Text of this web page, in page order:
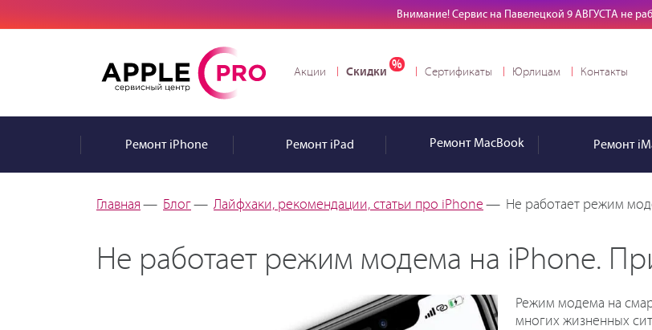
Внимание! Сервис на Павелецкой 9 АВГУСТА не
Акции Скидки Сертификаты Юрлицам Контакты
РемонтiPhone РемонтiPad Ремонт MacBook Ремонт
Главная — Блог— Лайфхаки, рекомендации, статьи про iPhone — Не работает режим
Не работает режим модема на iPhone.
Режим модема на
многих жизненных